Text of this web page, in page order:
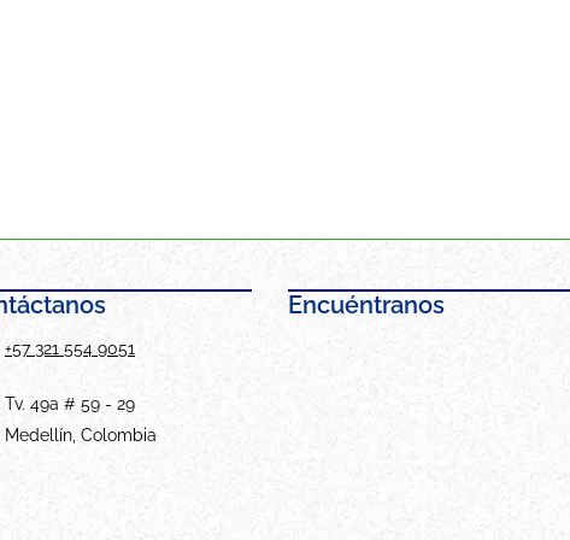
+57 321 554 9051
Tv. 49a # 59 - 29
Medellín, Colombia
Encuéntranos